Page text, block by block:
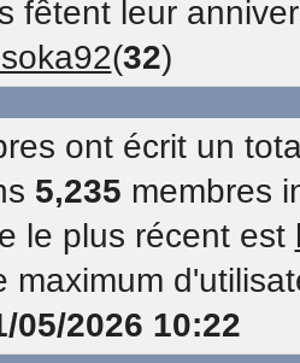
fêtent leur
(32)
ont écrit un
5,235 membres
le plus récent est
maximum
05/2026 10:22